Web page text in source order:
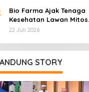
Bio Farma Ajak Tenaga
Kesehatan Lawan Mitos
HPV Demi Cegah Kanker
22 Juli 2026
STORY